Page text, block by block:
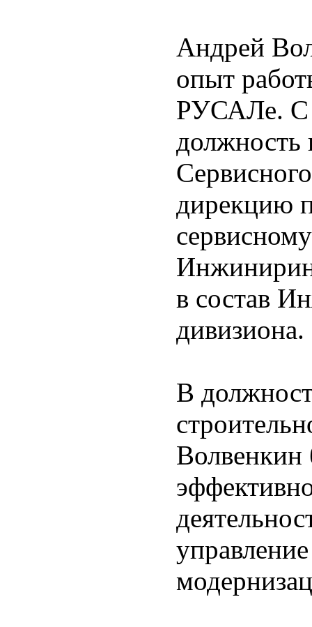
Андрей
опыт
РУСАЛе. С
должность
дирекцию
в состав
дивизиона.
В
Волвенкин